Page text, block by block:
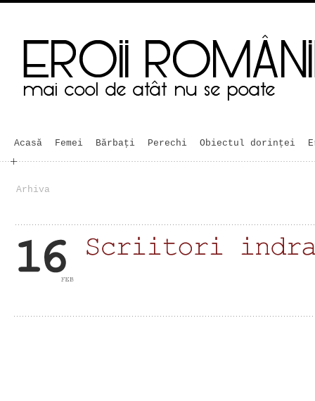
Acasă Femei Bărbaţi Perechi Obiectul dorinței
Arhiva